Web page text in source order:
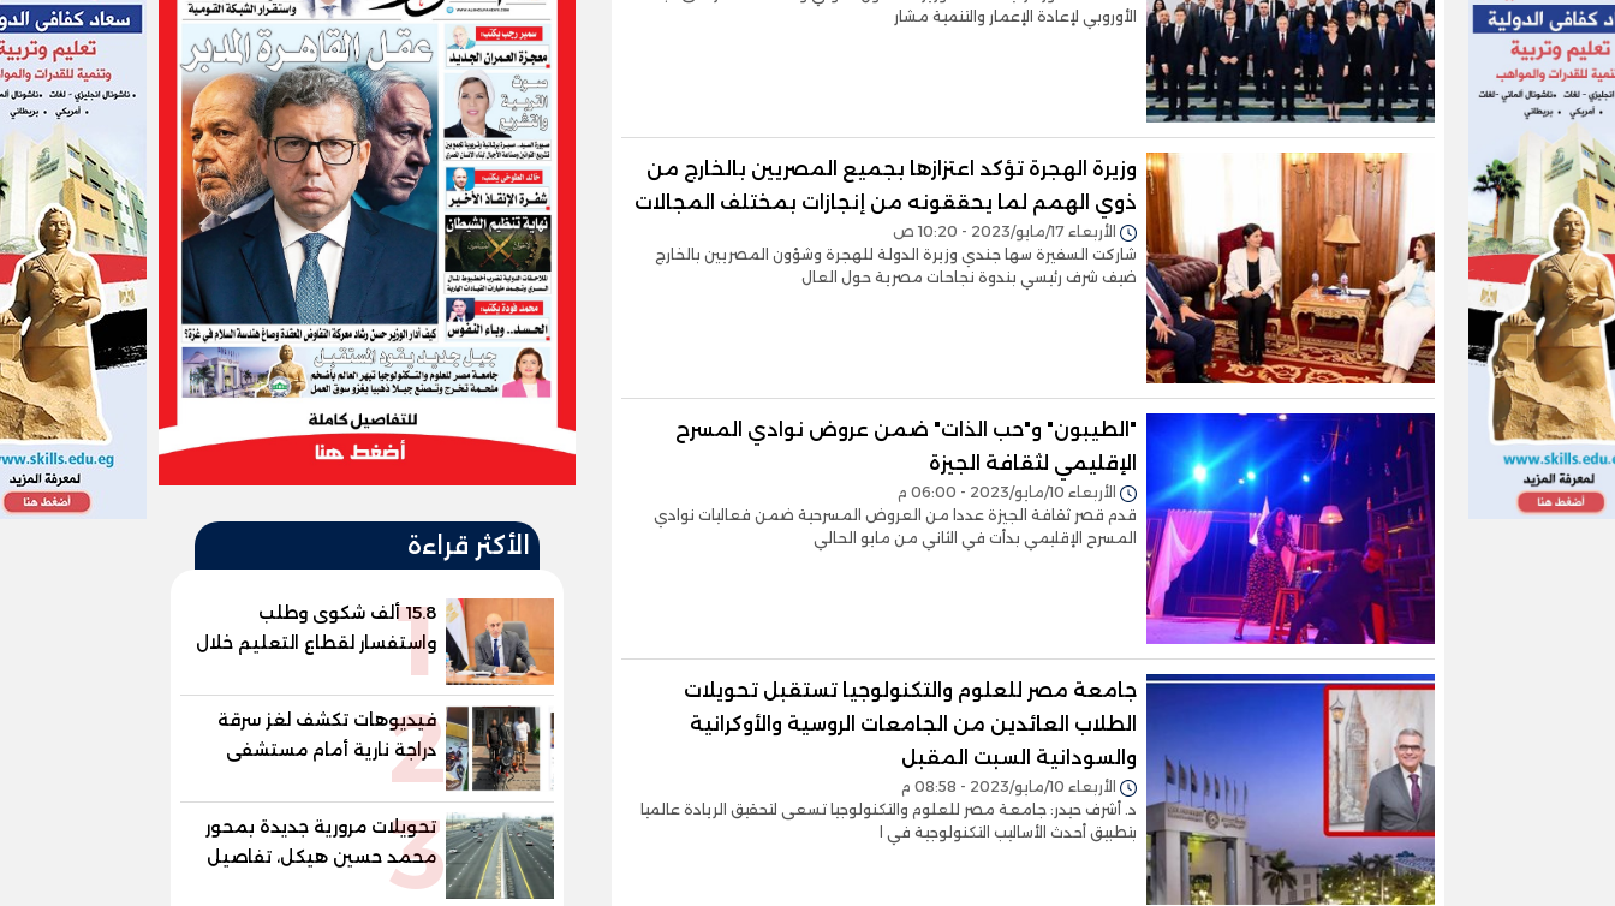
الأوروبي لإعادة الإعمار والتنمية مشار
وزيرة الهجرة تؤكد اعتزازها بجميع المصريين بالخارج من
ذوي الهمم لما يحققونه من إنجازات بمختلف المجالات
الأربعاء 17/مايو/2023 - 10:20 ص
شاركت السفيرة سها جندي وزيرة الدولة للهجرة وشؤون المصريين بالخارج
ضيف شرف رئيسي بندوة نجاحات مصرية حول العال
"الطيبون" و"حب الذات" ضمن عروض نوادي المسرح
الإقليمي لثقافة الجيزة
الأربعاء 10/مايو/2023 - 06:00 م
قدم قصر ثقافة الجيزة عددا من العروض المسرحية ضمن فعاليات نوادي
المسرح الإقليمي بدأت في الثاني من مايو الحالي
جامعة مصر للعلوم والتكنولوجيا تستقبل تحويلات
الطلاب العائدين من الجامعات الروسية والأوكرانية
والسودانية السبت المقبل
الأربعاء 10/مايو/2023 - 08:58 م
د. أشرف حيدر: جامعة مصر للعلوم والتكنولوجيا تسعى لتحقيق الريادة عالميا
بتطبيق أحدث الأساليب التكنولوجية في ا
الأكثر قراءة
115.8 ألف شكوى وطلب
واستفسار لقطاع التعليم خلال
يوليو.. استجابة فعالة لشكاوى
2
فيديوهات تكشف لغز سرقة
دراجة نارية أمام مستشفى
بمدينة نصر
3
تحويلات مرورية جديدة بمحور
محمد حسين هيكل، تفاصيل
الغلق على مرحلتين